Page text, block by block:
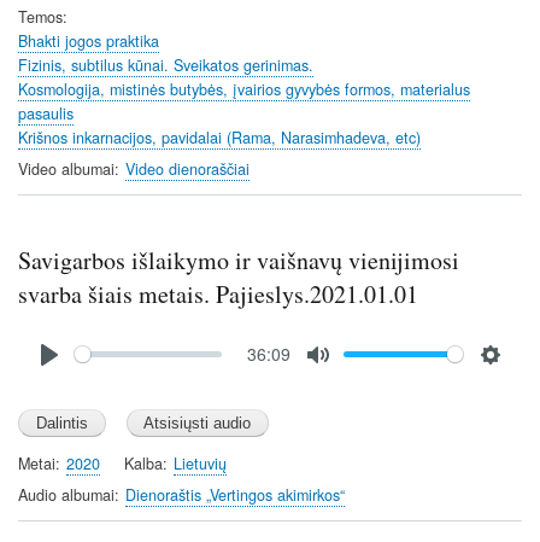
Temos
Bhakti jogos praktika
Fizinis, subtilus kūnai. Sveikatos gerinimas.
Kosmologija, mistinės butybės, įvairios gyvybės formos, materialus
pasaulis
Krišnos inkarnacijos, pavidalai (Rama, Narasimhadeva, etc)
Video albumai Video dienoraščiai
Savigarbos išlaikymo ir vaišnavų vienijimosi
svarba šiais metais. Pajieslys.2021.01.01
l
a
y
36:09
n
Metai 2020 Kalba Lietuvių
Audio albumai
Dienoraštis „Vertingos akimirkos“